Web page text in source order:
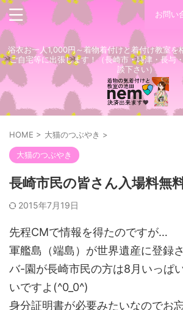
お問い
浴衣お一人1,000円～着物着付けと着付け教室を
ご自宅等に出張します！（長崎市・時津・長与
談下さい）
HOME > 大猫のつぶやき >
大猫のつぶやき
長崎市民の皆さん入場料無
2015年7月19日
先程CMで情報を得たのですが…
軍艦島（端島）が世界遺産に登録
バ-園が長崎市民の方は8月いっぱ
いですよ(^0_0^)
身分証明書が必要みたいなのでお